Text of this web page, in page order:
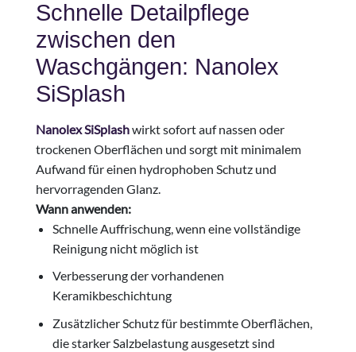
Schnelle Detailpflege
zwischen den
Waschgängen: Nanolex
SiSplash
Nanolex SiSplashwirkt sofort auf nassen oder
trockenen Oberflächen und sorgt mit minimalem
Aufwand für einen hydrophoben Schutz und
hervorragenden Glanz.
Wann anwenden:
Schnelle Auffrischung, wenn eine vollständige
Reinigung nicht möglich ist
Verbesserung der vorhandenen
Keramikbeschichtung
Zusätzlicher Schutz für bestimmte Oberflächen,
die starker Salzbelastung ausgesetzt sind